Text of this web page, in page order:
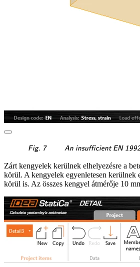
Fig. 7 An insufficient EN
Zárt kengyelek kerülnek elhelyezésre a
körül. A kengyelek egyenletesen kerülnek
körül is. Az összes kengyel átmérője 10